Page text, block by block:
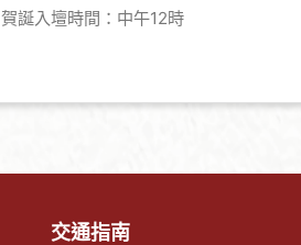
賀誕入壇時間：中午12時
交通指南